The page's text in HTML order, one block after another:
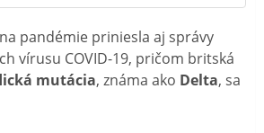
pandémie priniesla aj správy
vírusu COVID-19, pričom britská
mutácia, známa ako Delta, sa